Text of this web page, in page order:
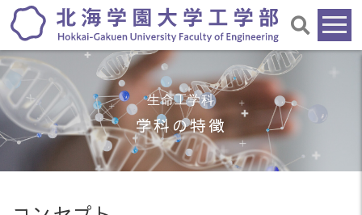
生命工学科
学科の特徴